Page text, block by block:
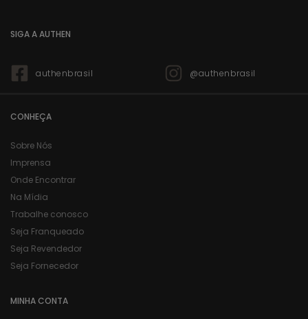
SIGA A AUTHEN
authenbrasil @authenbrasil
CONHEÇA
Sobre Nós
Imprensa
Onde Encontrar
Na Mídia
Trabalhe conosco
Seja Franqueado
Seja Revendedor
Seja Fornecedor
MINHA CONTA